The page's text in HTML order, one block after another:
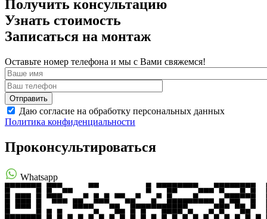
Получить консультацию
Узнать стоимость
Записаться на монтаж
Оставьте номер телефона и мы с Вами свяжемся!
Даю согласие на обработку персональных данных
Политика конфиденциальности
Проконсультироваться
Whatsapp